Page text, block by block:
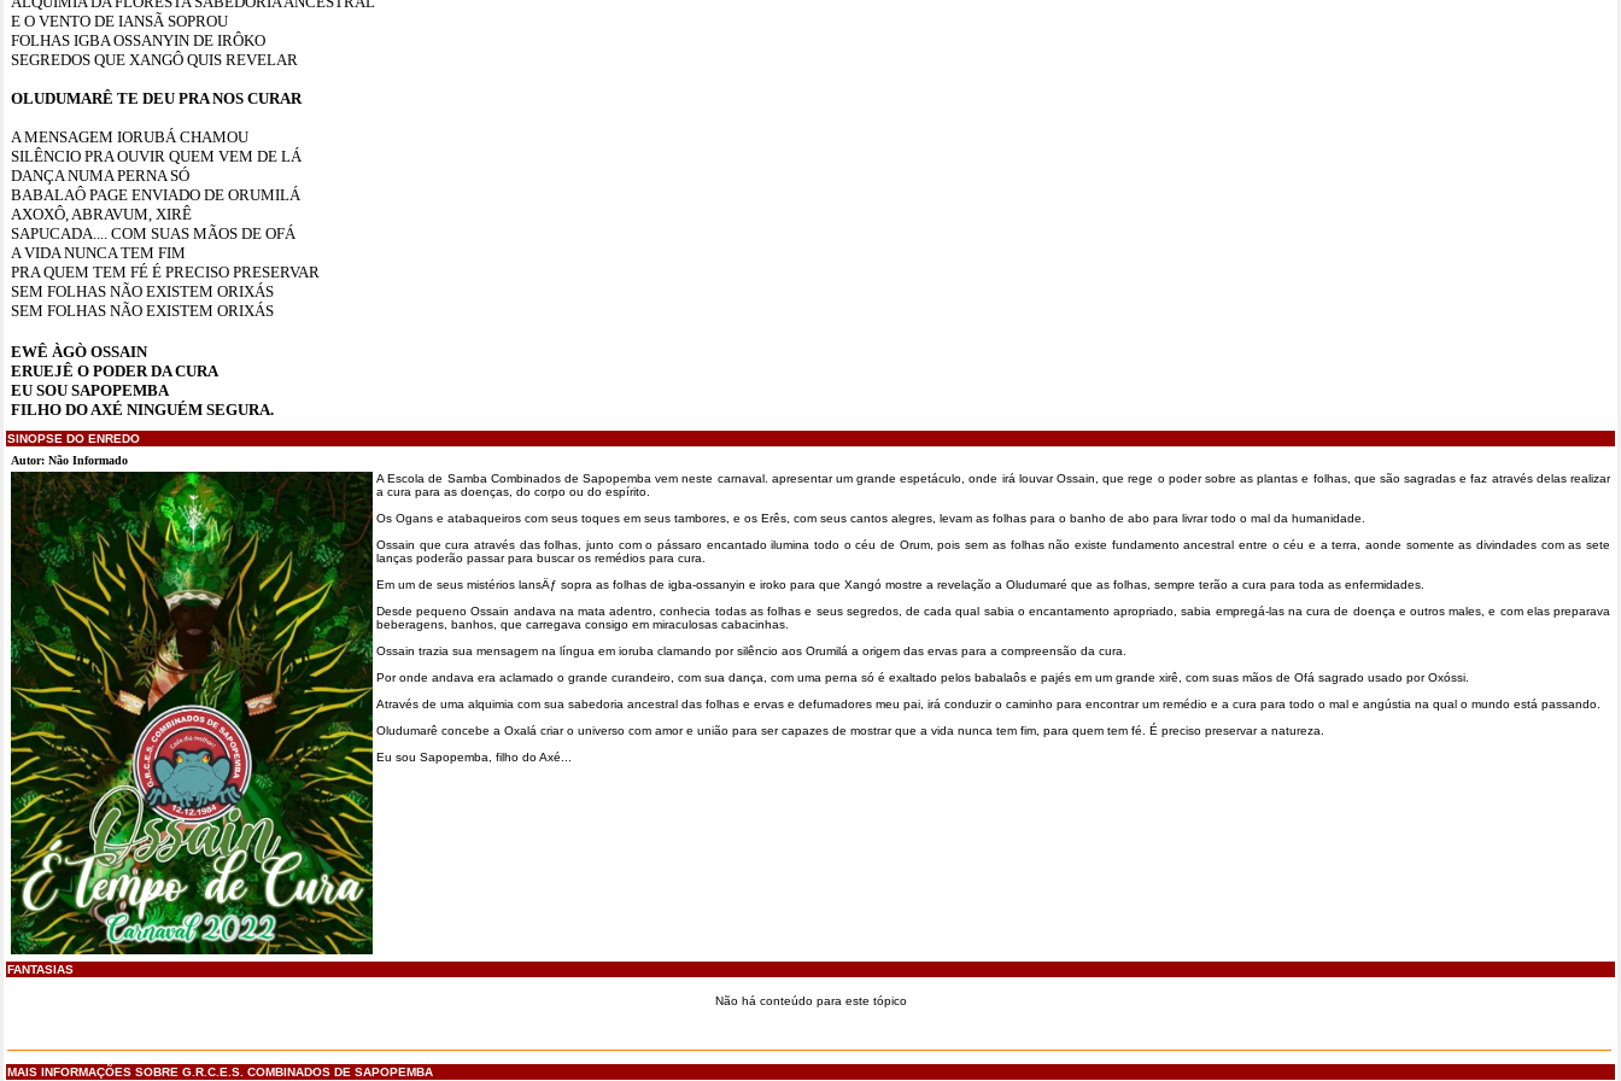
E O VENTO DE IANSÃ SOPROU
FOLHAS IGBA OSSANYIN DE IRÔKO
SEGREDOS QUE XANGÔ QUIS REVELAR
OLUDUMARÊ TE DEU PRA NOS CURAR
A MENSAGEM IORUBÁ CHAMOU
SILÊNCIO PRA OUVIR QUEM VEM DE LÁ
DANÇA NUMA PERNA SÓ
BABALAÔ PAGE ENVIADO DE ORUMILÁ
AXOXÔ, ABRAVUM, XIRÊ
SAPUCADA.... COM SUAS MÃOS DE OFÁ
A VIDA NUNCA TEM FIM
PRA QUEM TEM FÉ É PRECISO PRESERVAR
SEM FOLHAS NÃO EXISTEM ORIXÁS
SEM FOLHAS NÃO EXISTEM ORIXÁS
EWÊ ÀGÒ OSSAIN
ERUEJÊ O PODER DA CURA
EU SOU SAPOPEMBA
FILHO DO AXÉ NINGUÉM SEGURA.
SINOPSE DO ENREDO
Autor: Não Informado
A Escola de Samba Combinados de Sapopemba vem neste carnaval. apresentar um grande espetáculo, onde irá louvar Ossain, que rege o poder sobre as plantas e folhas, que são sagradas e faz através delas realizar
a cura para as doenças, do corpo ou do espírito.
Os Ogans e atabaqueiros com seus toques em seus tambores, e os Erês, com seus cantos alegres, levam as folhas para o banho de abo para livrar todo o mal da humanidade.
Ossain que cura através das folhas, junto com o pássaro encantado ilumina todo o céu de Orum, pois sem as folhas não existe fundamento ancestral entre o céu e a terra, aonde somente as divindades com as sete
lanças poderão passar para buscar os remédios para cura.
Em um de seus mistérios lansÄƒ sopra as folhas de igba-ossanyin e iroko para que Xangó mostre a revelação a Oludumaré que as folhas, sempre terão a cura para toda as enfermidades.
Desde pequeno Ossain andava na mata adentro, conhecia todas as folhas e seus segredos, de cada qual sabia o encantamento apropriado, sabia empregá-las na cura de doença e outros males, e com elas preparava
beberagens, banhos, que carregava consigo em miraculosas cabacinhas.
Ossain trazia sua mensagem na língua em ioruba clamando por silêncio aos Orumilá a origem das ervas para a compreensão da cura.
Por onde andava era aclamado o grande curandeiro, com sua dança, com uma perna só é exaltado pelos babalaôs e pajés em um grande xirê, com suas mãos de Ofá sagrado usado por Oxóssi.
Através de uma alquimia com sua sabedoria ancestral das folhas e ervas e defumadores meu pai, irá conduzir o caminho para encontrar um remédio e a cura para todo o mal e angústia na qual o mundo está passando.
Oludumarê concebe a Oxalá criar o universo com amor e união para ser capazes de mostrar que a vida nunca tem fim, para quem tem fé. É preciso preservar a natureza.
Eu sou Sapopemba, filho do Axé...
FANTASIAS
Não há conteúdo para este tópico
MAIS INFORMAÇÕES SOBRE G.R.C.E.S. COMBINADOS DE SAPOPEMBA